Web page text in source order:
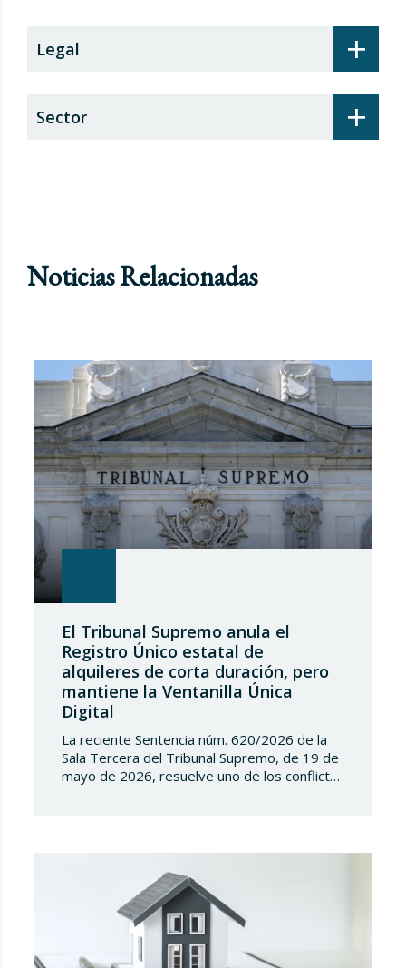
+
Legal
+
Sector
Noticias Relacionadas
El Tribunal Supremo anula el
Registro Único estatal de
alquileres de corta duración, pero
mantiene la Ventanilla Única
Digital
La reciente Sentencia núm. 620/2026 de la
Sala Tercera del Tribunal Supremo, de 19 de
mayo de 2026, resuelve uno de los conflictos
implantar un Registro Único de